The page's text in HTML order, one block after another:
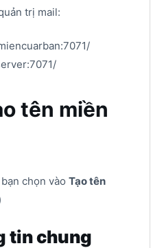
trị mail:
tên miền
chọn vào Tạo tên
tin chung